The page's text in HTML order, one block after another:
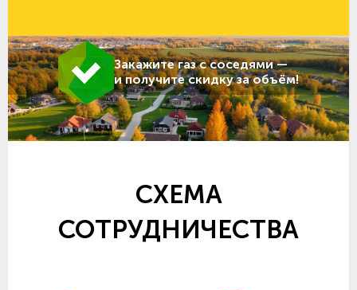
Закажите газ с соседями —
и получите скидку за объём!
СХЕМА
СОТРУДНИЧЕСТВА